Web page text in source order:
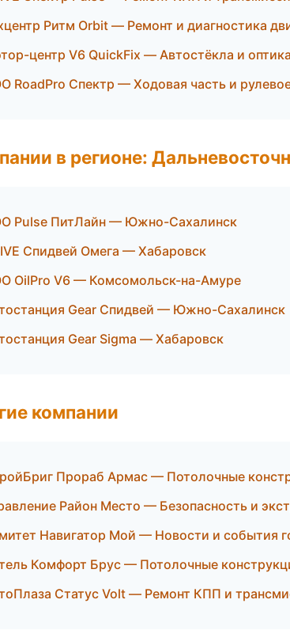
Ритм Orbit — Ремонт и диагностика
центр V6 QuickFix — Автостёкла и оптика
RoadPro Спектр — Ходовая часть и
в регионе:
Pulse ПитЛайн — Южно-Сахалинск
Спидвей Омега — Хабаровск
OilPro V6 — Комсомольск-на-Амуре
Gear Спидвей — Южно-Сахалинск
Gear Sigma — Хабаровск
компании
Прораб Армас — Потолочные
Район Место — Безопасность и
Навигатор Мой — Новости и события
Комфорт Брус — Потолочные
Статус Volt — Ремонт КПП и